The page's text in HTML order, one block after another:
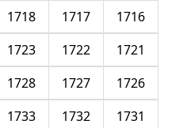
1716
1717
1718
1721
1722
1723
1726
1727
1728
1731
1732
1733